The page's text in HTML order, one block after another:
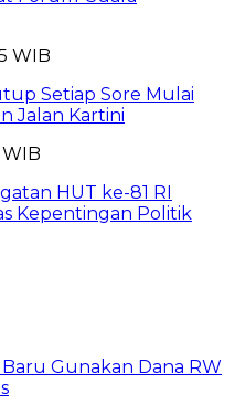
WIB
Setiap Sore Mulai
Jalan Kartini
WIB
HUT ke-81 RI
Kepentingan Politik
Gunakan Dana RW